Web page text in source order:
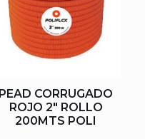
PEAD CORRUGADO
ROJO 2″ ROLLO
200MTS POLI